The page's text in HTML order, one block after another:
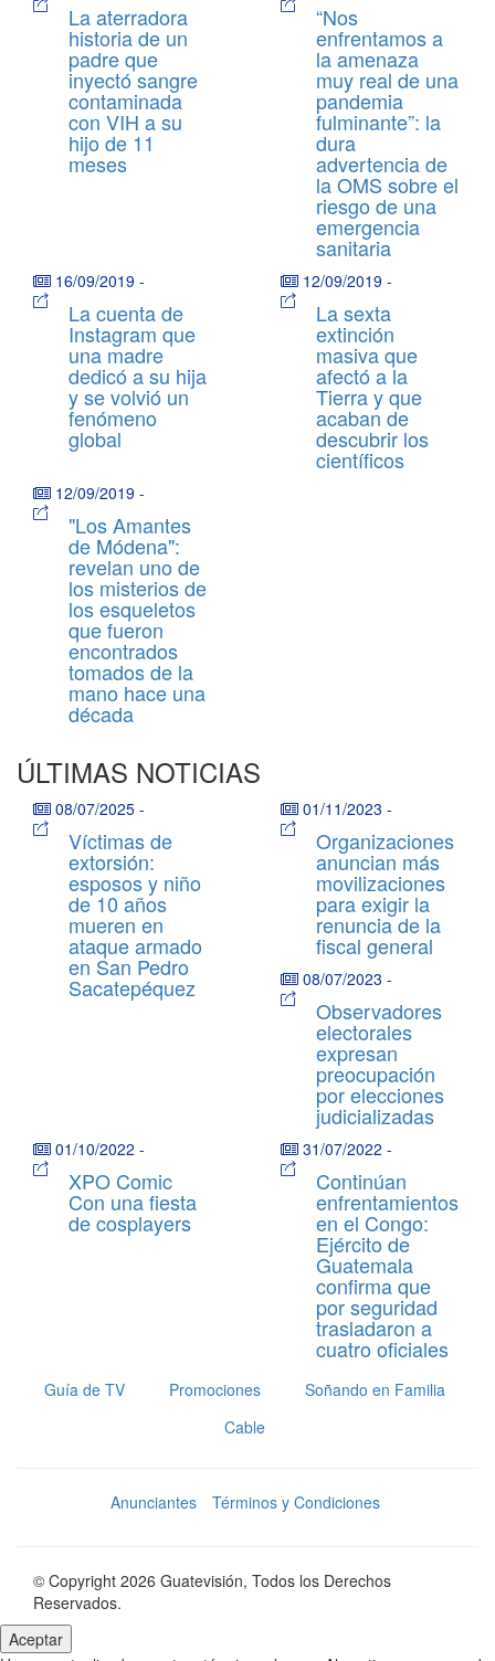
La aterradora
historia de un
padre que
inyectó sangre
contaminada
con VIH a su
hijo de 11
meses
“Nos
enfrentamos a
la amenaza
muy real de una
pandemia
fulminante”: la
dura
advertencia de
la OMS sobre el
riesgo de una
emergencia
sanitaria
16/09/2019 -
La cuenta de
Instagram que
una madre
dedicó a su hija
y se volvió un
fenómeno
global
12/09/2019 -
La sexta
extinción
masiva que
afectó a la
Tierra y que
acaban de
descubrir los
científicos
12/09/2019 -
"Los Amantes
de Módena":
revelan uno de
los misterios de
los esqueletos
que fueron
encontrados
tomados de la
mano hace una
década
ÚLTIMAS NOTICIAS
08/07/2025 -
Víctimas de
extorsión:
esposos y niño
de 10 años
mueren en
ataque armado
en San Pedro
Sacatepéquez
01/11/2023 -
Organizaciones
anuncian más
movilizaciones
para exigir la
renuncia de la
fiscal general
08/07/2023 -
Observadores
electorales
expresan
preocupación
por elecciones
judicializadas
01/10/2022 -
XPO Comic
Con una fiesta
de cosplayers
31/07/2022 -
Continúan
enfrentamientos
en el Congo:
Ejército de
Guatemala
confirma que
por seguridad
trasladaron a
cuatro oficiales
Guía de TV Promociones
Soñando en Familia
Cable
Anunciantes Términos y Condiciones
© Copyright 2026 Guatevisión, Todos los Derechos
Reservados.